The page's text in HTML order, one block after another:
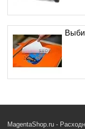
MagentaShop.ru -